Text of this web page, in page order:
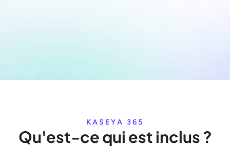
KASEYA 365
Qu'est-ce qui est inclus ?